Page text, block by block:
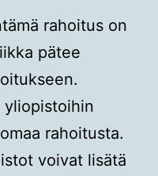
rahoitus on
pätee
yliopistoihin
rahoitusta.
voivat lisätä